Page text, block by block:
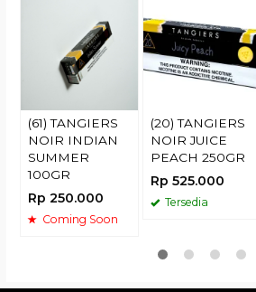
(61) TANGIERS
NOIR INDIAN
SUMMER
100GR
Rp 250.000
Coming Soon
(20) TANGIERS
NOIR JUICE
PEACH 250GR
Rp 525.000
Tersedia